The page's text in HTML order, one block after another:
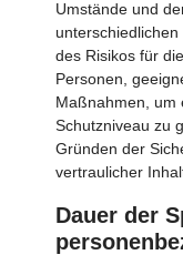
Umstände und
des Risikos für
Personen,
Maßnahmen, um
Schutzniveau zu
Gründen der
vertraulicher
Dauer der